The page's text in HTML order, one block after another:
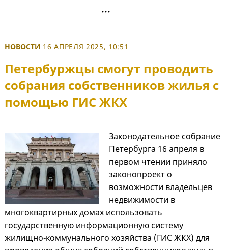
НОВОСТИ 16 АПРЕЛЯ 2025, 10:51
Петербуржцы смогут проводить
собрания собственников жилья с
помощью ГИС ЖКХ
Законодательное собрание
Петербурга 16 апреля в
первом чтении приняло
законопроект о
возможности владельцев
недвижимости в
многоквартирных домах использовать
государственную информационную систему
жилищно-коммунального хозяйства (ГИС ЖКХ) для